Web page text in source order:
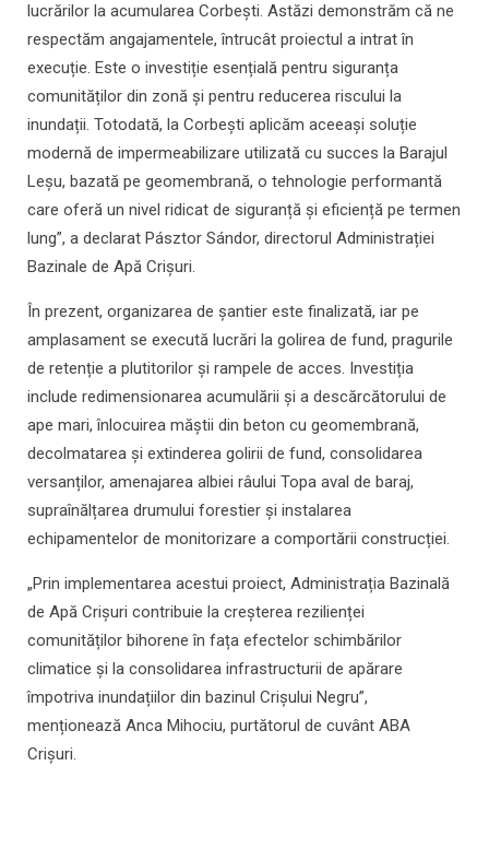
lucrărilor la acumularea Corbești. Astăzi demonstrăm că ne
respectăm angajamentele, întrucât proiectul a intrat în
execuție. Este o investiție esențială pentru siguranța
comunităților din zonă și pentru reducerea riscului la
inundații. Totodată, la Corbești aplicăm aceeași soluție
modernă de impermeabilizare utilizată cu succes la Barajul
Leșu, bazată pe geomembrană, o tehnologie performantă
care oferă un nivel ridicat de siguranță și eficiență pe termen
lung”, a declarat Pásztor Sándor, directorul Administrației
Bazinale de Apă Crișuri.
În prezent, organizarea de șantier este finalizată, iar pe
amplasament se execută lucrări la golirea de fund, pragurile
de retenție a plutitorilor și rampele de acces. Investiția
include redimensionarea acumulării și a descărcătorului de
ape mari, înlocuirea măștii din beton cu geomembrană,
decolmatarea și extinderea golirii de fund, consolidarea
versanților, amenajarea albiei râului Topa aval de baraj,
supraînălțarea drumului forestier și instalarea
echipamentelor de monitorizare a comportării construcției.
„Prin implementarea acestui proiect, Administrația Bazinală
de Apă Crișuri contribuie la creșterea rezilienței
comunităților bihorene în fața efectelor schimbărilor
climatice și la consolidarea infrastructurii de apărare
împotriva inundațiilor din bazinul Crișului Negru”,
menționează Anca Mihociu, purtătorul de cuvânt ABA
Crișuri.